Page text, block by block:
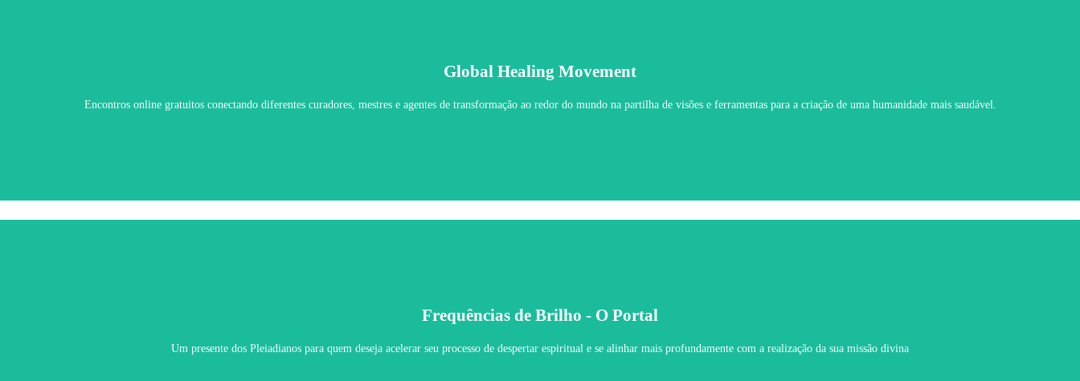
Global Healing Movement
Encontros online gratuitos conectando diferentes curadores, mestres e agentes de transformação ao redor do mundo na partilha de visões e ferramentas para a criação de uma humanidade mais saudável.
Global Healing Movement
Saiba Mais
Frequências de Brilho - O Portal
Um presente dos Pleiadianos para quem deseja acelerar seu processo de despertar espiritual e se alinhar mais profundamente com a realização da sua missão divina
Frequências de Brilho - O Portal
Saiba Mais